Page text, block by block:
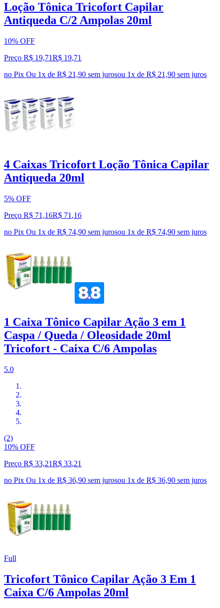
Loção Tônica Tricofort Capilar
Antiqueda C/2 Ampolas 20ml
10% OFF
Preço R$ 19,71R$ 19,71
no Pix Ou 1x de R$ 21,90 sem jurosou 1x de R$ 21,90 sem juros
4 Caixas Tricofort Loção Tônica Capilar
Antiqueda 20ml
5% OFF
Preço R$ 71,16R$ 71 ,16
no Pix Ou 1x de R$ 74,90 sem jurosou 1x de R$ 74,90 sem juros
1 Caixa Tônico Capilar Ação 3 em 1
Caspa / Queda / Oleosidade 20ml
Tricofort - Caixa C/6 Ampolas
5.0
(2)
10% OFF
Preço R$ 33,21R$ 33,21
no Pix Ou 1x de R$ 36,90 sem jurosou 1x de R$ 36,90 sem juros
Full
Tricofort Tônico Capilar Ação 3 Em 1
Caixa C/6 Ampolas 20ml